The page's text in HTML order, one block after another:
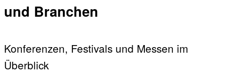
und Branchen
Konferenzen, Festivals und Messen im
Überblick